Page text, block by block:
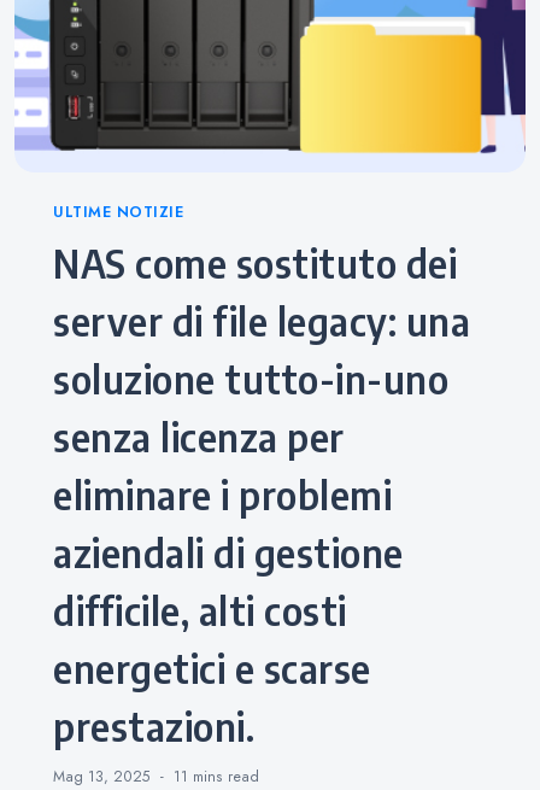
Categories
ULTIME NOTIZIE
NAS come sostituto dei
server di file legacy: una
soluzione tutto-in-uno
senza licenza per
eliminare i problemi
aziendali di gestione
difficile, alti costi
energetici e scarse
prestazioni.
Mag 13, 2025 11 mins read